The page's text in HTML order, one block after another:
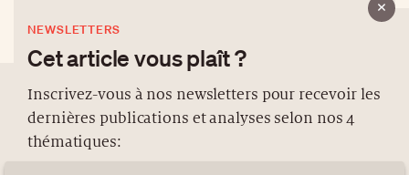
NEWSLETTERS
Cet article vous plaît ?
Inscrivez-vous à nos newsletters pour recevoir les
dernières publications et analyses selon nos 4
thématiques:
À PROPOS